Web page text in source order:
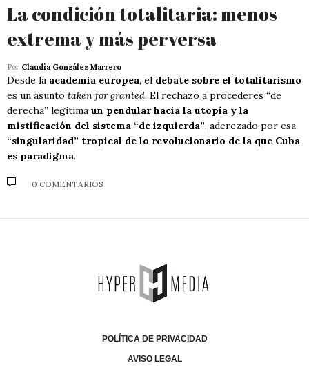
La condición totalitaria: menos
extrema y más perversa
Por Claudia González Marrero
Desde la academia europea, el debate sobre el totalitarismo
es un asunto taken for granted. El rechazo a procederes “de
derecha” legitima un pendular hacia la utopía y la
mistificación del sistema “de izquierda”, aderezado por esa
“singularidad” tropical de lo revolucionario de la que Cuba
es paradigma.
0 COMENTARIOS
POLÍTICA DE PRIVACIDAD
AVISO LEGAL